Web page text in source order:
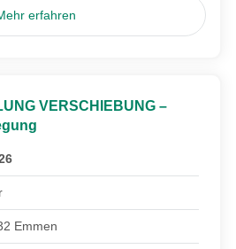
erfahren
VERSCHIEBUNG –
Emmen